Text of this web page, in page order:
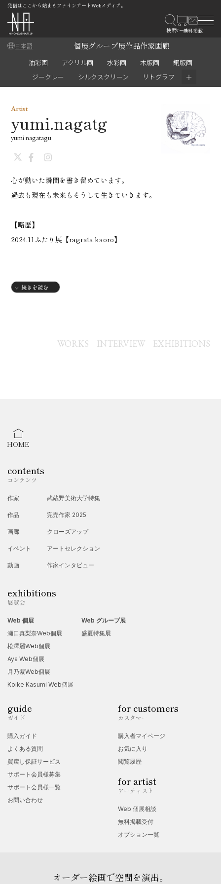
発信はここから始まるファインアートWebメディア。
日本語 個展グループ展作品作家画廊
油彩画 アクリル画 水彩画 木版画
銅版画
ジークレー
シルクスクリーン リトグラフ ＋
心が動いた瞬間を書き留めています。
過去も現在も未来もそうして生きていきます。
【略歴】
2024.11ふたり展【ragrata.kaoro】
続きを読む
Artist
yumi.nagatg
yumi nagatagu
WORKS INTERVIEW EXHIBITIONS
HOME
contents
コンテンツ
作家
作品
画廊
イベント
動画
武蔵野美術大学特集
完売作家 2025
クローズアップ
アートセレクション
作家インタビュー
exhibitions
展覧会
Web 個展
瀬口真梨奈Web個展
松澤麗Web個展
Aya Web個展
月乃紫Web個展
Koike Kasumi Web個展
Web グループ展
盛夏特集展
guide
ガイド
購入ガイド
よくある質問
買戻し保証サービス
サポート会員様募集
サポート会員様一覧
お問い合わせ
for customers
カスタマー
購入者マイページ
お気に入り
閲覧履歴
for artist
アーティスト
Web 個展相談
無料掲載受付
オプション一覧
オーダー絵画で空間を演出。